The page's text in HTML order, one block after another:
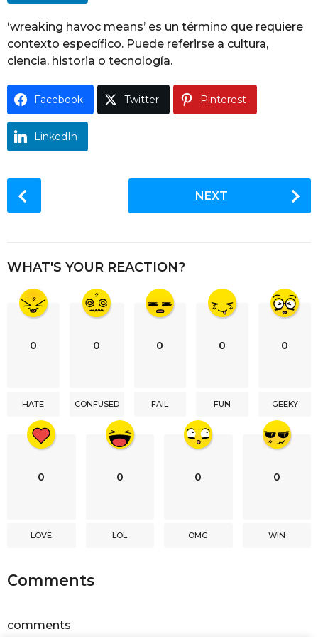
o
‘wreaking havoc means’ es un término que requiere
contexto específico. Puede referirse a cultura,
ciencia, historia o tecnología.
Facebook Twitter Pinterest
LinkedIn
o
P
NEXT
WHAT'S YOUR REACTION?
0
HATE
0
CONFUSED
0
FAIL
0
FUN
0
GEEKY
0
LOVE
0
LOL
0
OMG
0
WIN
Comments
comments